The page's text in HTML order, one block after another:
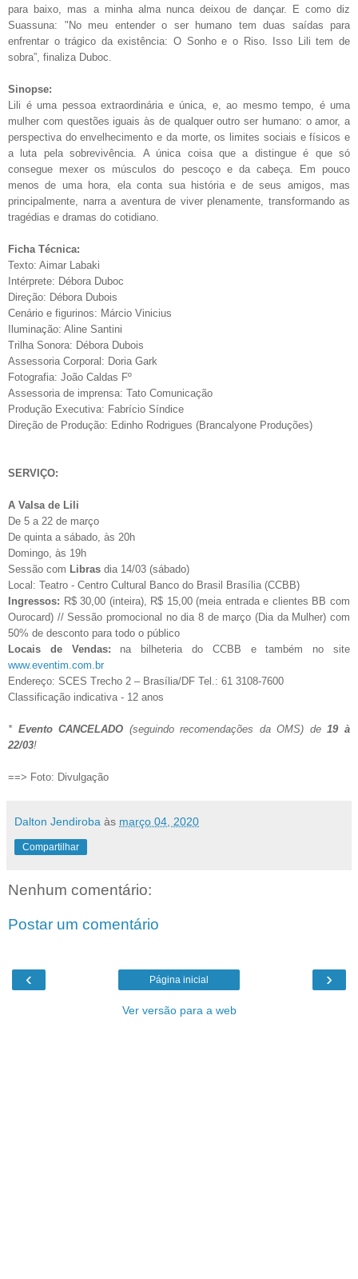
para baixo, mas a minha alma nunca deixou de dançar. E como diz
Suassuna: "No meu entender o ser humano tem duas saídas para
enfrentar o trágico da existência: O Sonho e o Riso. Isso Lili tem de
sobra”, finaliza Duboc.
Sinopse:
Lili é uma pessoa extraordinária e única, e, ao mesmo tempo, é uma
mulher com questões iguais às de qualquer outro ser humano: o amor, a
perspectiva do envelhecimento e da morte, os limites sociais e físicos e
a luta pela sobrevivência. A única coisa que a distingue é que só
consegue mexer os músculos do pescoço e da cabeça. Em pouco
menos de uma hora, ela conta sua história e de seus amigos, mas
principalmente, narra a aventura de viver plenamente, transformando as
tragédias e dramas do cotidiano.
Ficha Técnica:
Texto: Aimar Labaki
Intérprete: Débora Duboc
Direção: Débora Dubois
Cenário e figurinos: Márcio Vinicius
Iluminação: Aline Santini
Trilha Sonora: Débora Dubois
Assessoria Corporal: Doria Gark
Fotografia: João Caldas Fº
Assessoria de imprensa: Tato Comunicação
Produção Executiva: Fabrício Síndice
Direção de Produção: Edinho Rodrigues (Brancalyone Produções)
SERVIÇO:
A Valsa de Lili
De 5 a 22 de março
De quinta a sábado, às 20h
Domingo, às 19h
Sessão com Libras dia 14/03 (sábado)
Local: Teatro - Centro Cultural Banco do Brasil Brasília (CCBB)
Ingressos: R$ 30,00 (inteira), R$ 15,00 (meia entrada e clientes BB com
Ourocard) // Sessão promocional no dia 8 de março (Dia da Mulher) com
50% de desconto para todo o público
Locais de Vendas: na bilheteria do CCBB e também no site
www.eventim.com.br
Endereço: SCES Trecho 2 – Brasília/DF Tel.: 61 3108-7600
Classificação indicativa - 12 anos
* Evento CANCELADO (seguindo recomendações da OMS) de19 à
22/03!
==> Foto: Divulgação
Dalton Jendiroba às março 04, 2020
Compartilhar
Nenhum comentário:
Postar um comentário
‹ ›
Página inicial
Ver versão para a web